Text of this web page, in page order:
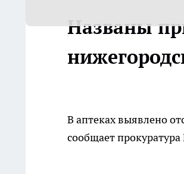
Названы
В аптеках выявлено
сообщает